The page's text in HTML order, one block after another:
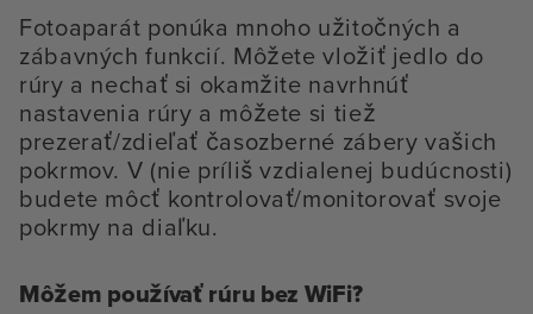
Fotoaparát ponúka mnoho užitočných a
zábavných funkcií. Môžete vložiť jedlo do
rúry a nechať si okamžite navrhnúť
nastavenia rúry a môžete si tiež
prezerať/zdieľať časozberné zábery vašich
pokrmov. V (nie príliš vzdialenej budúcnosti)
budete môcť kontrolovať/monitorovať svoje
pokrmy na diaľku.
Môžem používať rúru bez WiFi?